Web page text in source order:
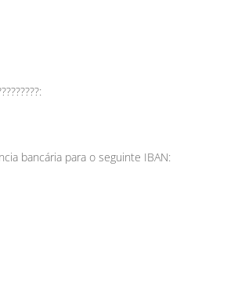
bancária para o seguinte IBAN: